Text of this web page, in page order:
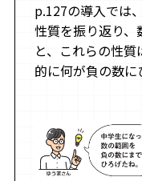
p.127の導入では
性質を振り返り、
と、これらの性
的に何が負の数に